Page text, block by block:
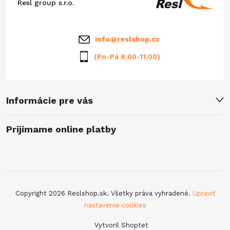
Informácie pre vás
Resl group s.r.o.
info@reslshop.cz
(Po-Pá 8:00-11:00)
Prijímame online platby
Vytvoril Shoptet
Copyright 2026 Reslshop.sk. Všetky práva vyhradené. Upraviť
nastavenie cookies